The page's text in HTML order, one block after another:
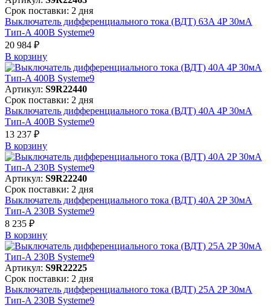
Срок поставки: 2 дня
Выключатель дифференциального тока (ВДТ) 63A 4P 30мА
Тип-A 400В Systeme9
20 984 ₽
В корзинy
Артикул: S9R22440
Срок поставки: 2 дня
Выключатель дифференциального тока (ВДТ) 40A 4P 30мА
Тип-A 400В Systeme9
13 237 ₽
В корзинy
Артикул: S9R22240
Срок поставки: 2 дня
Выключатель дифференциального тока (ВДТ) 40A 2P 30мА
Тип-A 230В Systeme9
8 235 ₽
В корзинy
Артикул: S9R22225
Срок поставки: 2 дня
Выключатель дифференциального тока (ВДТ) 25A 2P 30мА
Тип-A 230В Systeme9